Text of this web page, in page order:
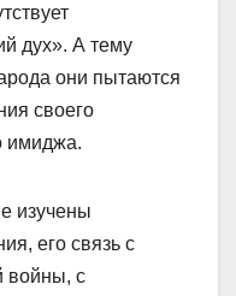
дух». А тему
они пытаются
своего
имиджа.
изучены
его связь с
войны, с